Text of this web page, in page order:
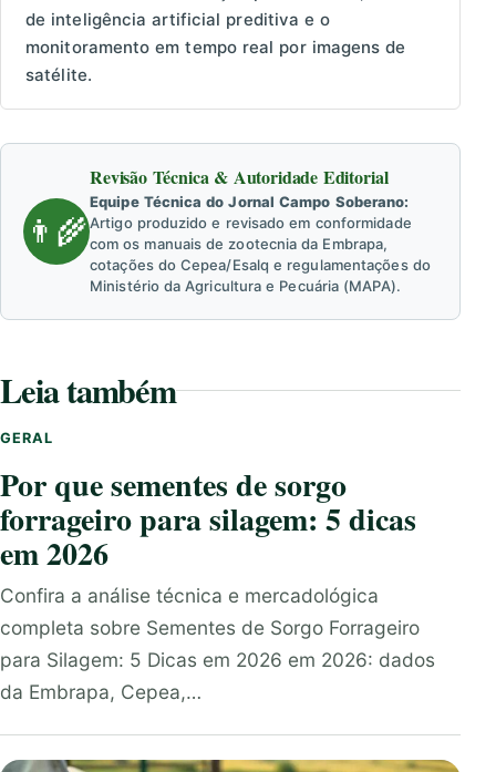
de inteligência artificial preditiva e o
monitoramento em tempo real por imagens de
satélite.
👨‍🌾
Revisão Técnica & Autoridade Editorial
Equipe Técnica do Jornal Campo Soberano:
Artigo produzido e revisado em conformidade
com os manuais de zootecnia da Embrapa,
cotações do Cepea/Esalq e regulamentações do
Ministério da Agricultura e Pecuária (MAPA).
Leia também
GERAL
Por que sementes de sorgo
forrageiro para silagem: 5 dicas
em 2026
Confira a análise técnica e mercadológica
completa sobre Sementes de Sorgo Forrageiro
para Silagem: 5 Dicas em 2026 em 2026: dados
da Embrapa, Cepea,…